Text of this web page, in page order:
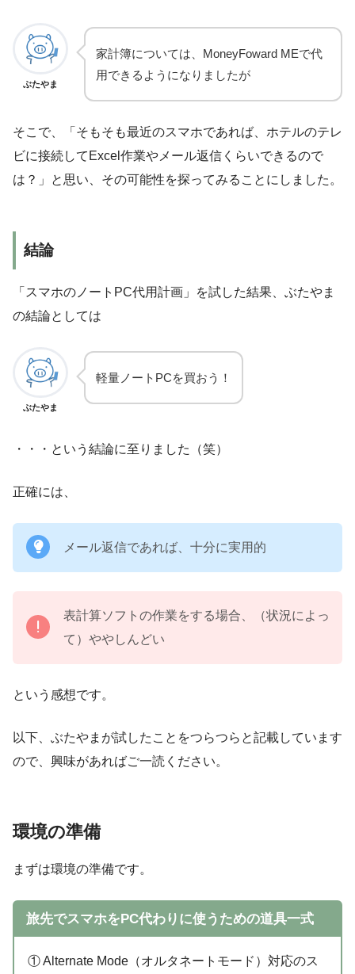
ぶたやま
家計簿については、MoneyFoward MEで代
用できるようになりましたが
そこで、「そもそも最近のスマホであれば、ホテルのテレ
ビに接続してExcel作業やメール返信くらいできるので
は？」と思い、その可能性を探ってみることにしました。
結論
「スマホのノートPC代用計画」を試した結果、ぶたやま
の結論としては
ぶたやま
軽量ノートPCを買おう！
・・・という結論に至りました（笑）
正確には、
メール返信であれば、十分に実用的
表計算ソフトの作業をする場合、（状況によっ
て）ややしんどい
という感想です。
以下、ぶたやまが試したことをつらつらと記載しています
ので、興味があればご一読ください。
環境の準備
まずは環境の準備です。
旅先でスマホをPC代わりに使うための道具一式
① Alternate Mode（オルタネートモード）対応のス